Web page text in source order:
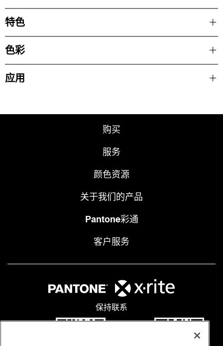
特色
色彩
应用
购买
服务
颜色资源
关于我们的产品
Pantone彩通
客户服务
保持联系